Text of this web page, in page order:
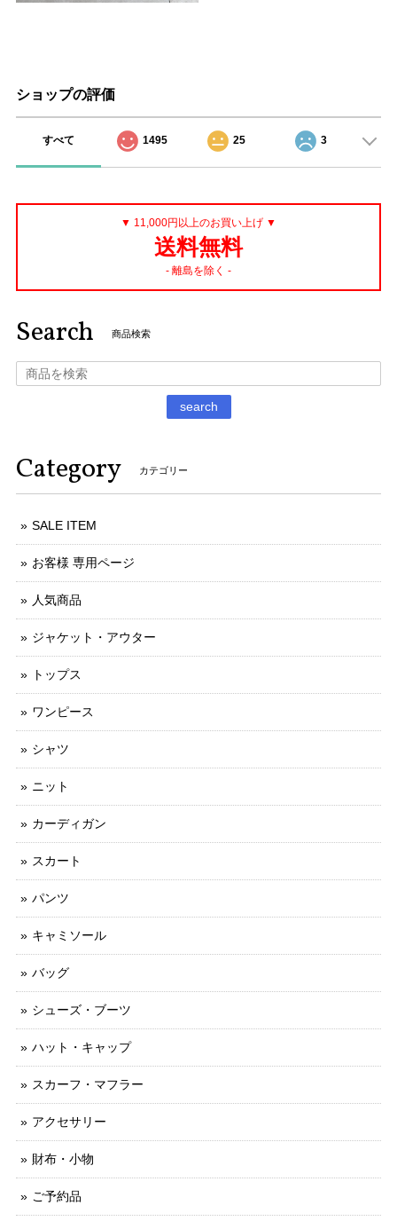
ショップの評価
すべて 1495 25 3
▼ 11,000円以上のお買い上げ ▼
送料無料
- 離島を除く -
Search 商品検索
search
Category カテゴリー
SALE ITEM
お客様 専用ページ
人気商品
ジャケット・アウター
トップス
ワンピース
シャツ
ニット
カーディガン
スカート
パンツ
キャミソール
バッグ
シューズ・ブーツ
ハット・キャップ
スカーフ・マフラー
アクセサリー
財布・小物
ご予約品